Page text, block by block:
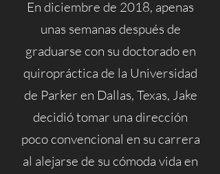
En diciembre de 2018, apenas
unas semanas después de
graduarse con su doctorado en
quiropráctica de la Universidad
de Parker en Dallas, Texas, Jake
decidió tomar una dirección
poco convencional en su carrera
al alejarse de su cómoda vida en